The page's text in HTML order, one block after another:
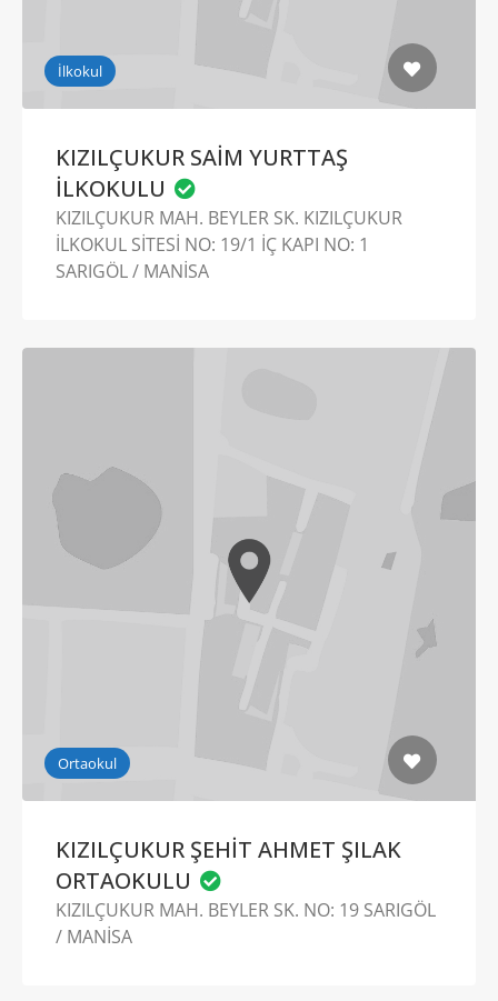
İlkokul
KIZILÇUKUR SAİM YURTTAŞ
İLKOKULU
KIZILÇUKUR MAH. BEYLER SK. KIZILÇUKUR
İLKOKUL SİTESİ NO: 19/1 İÇ KAPI NO: 1
SARIGÖL / MANİSA
Ortaokul
KIZILÇUKUR ŞEHİT AHMET ŞILAK
ORTAOKULU
KIZILÇUKUR MAH. BEYLER SK. NO: 19 SARIGÖL
/ MANİSA